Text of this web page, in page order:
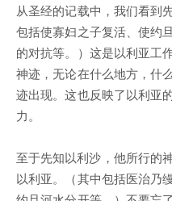
从圣经的记载中，我们看到
包括使寡妇之子复活、使约
的对抗等。）这是以利亚工
神迹，无论在什么地方，什
迹出现。这也反映了以利亚
力。
至于先知以利沙，他所行的
以利亚。（其中包括医治乃